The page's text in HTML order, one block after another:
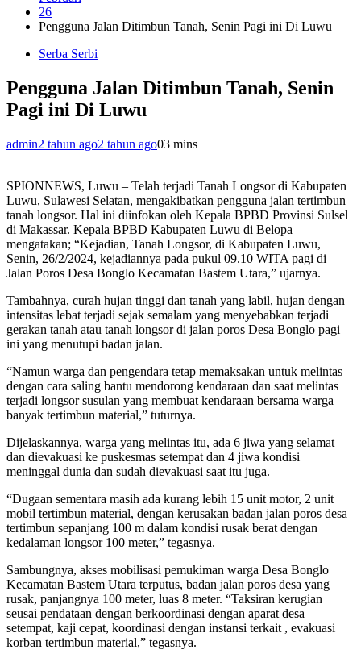
26
Pengguna Jalan Ditimbun Tanah, Senin Pagi ini Di Luwu
Serba Serbi
Pengguna Jalan Ditimbun Tanah, Senin
Pagi ini Di Luwu
admin2 tahun ago2 tahun ago03 mins
SPIONNEWS, Luwu – Telah terjadi Tanah Longsor di Kabupaten
Luwu, Sulawesi Selatan, mengakibatkan pengguna jalan tertimbun
tanah longsor. Hal ini diinfokan oleh Kepala BPBD Provinsi Sulsel
di Makassar. Kepala BPBD Kabupaten Luwu di Belopa
mengatakan; “Kejadian, Tanah Longsor, di Kabupaten Luwu,
Senin, 26/2/2024, kejadiannya pada pukul 09.10 WITA pagi di
Jalan Poros Desa Bonglo Kecamatan Bastem Utara,” ujarnya.
Tambahnya, curah hujan tinggi dan tanah yang labil, hujan dengan
intensitas lebat terjadi sejak semalam yang menyebabkan terjadi
gerakan tanah atau tanah longsor di jalan poros Desa Bonglo pagi
ini yang menutupi badan jalan.
“Namun warga dan pengendara tetap memaksakan untuk melintas
dengan cara saling bantu mendorong kendaraan dan saat melintas
terjadi longsor susulan yang membuat kendaraan bersama warga
banyak tertimbun material,” tuturnya.
Dijelaskannya, warga yang melintas itu, ada 6 jiwa yang selamat
dan dievakuasi ke puskesmas setempat dan 4 jiwa kondisi
meninggal dunia dan sudah dievakuasi saat itu juga.
“Dugaan sementara masih ada kurang lebih 15 unit motor, 2 unit
mobil tertimbun material, dengan kerusakan badan jalan poros desa
tertimbun sepanjang 100 m dalam kondisi rusak berat dengan
kedalaman longsor 100 meter,” tegasnya.
Sambungnya, akses mobilisasi pemukiman warga Desa Bonglo
Kecamatan Bastem Utara terputus, badan jalan poros desa yang
rusak, panjangnya 100 meter, luas 8 meter. “Taksiran kerugian
seusai pendataan dengan berkoordinasi dengan aparat desa
setempat, kaji cepat, koordinasi dengan instansi terkait , evakuasi
korban tertimbun material,” tegasnya.